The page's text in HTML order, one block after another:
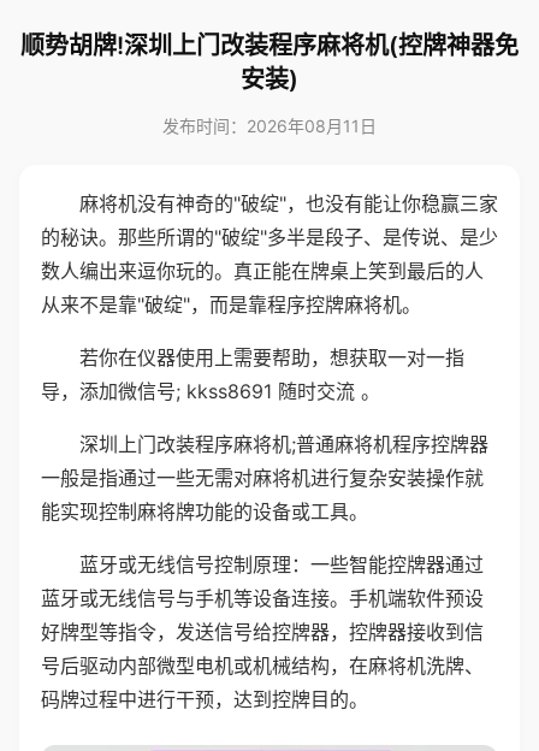
顺势胡牌!深圳上门改装程序麻将机(控牌神器免
安装)
发布时间：2026年08月11日
麻将机没有神奇的"破绽"，也没有能让你稳赢三家
的秘诀。那些所谓的"破绽"多半是段子、是传说、是少
数人编出来逗你玩的。真正能在牌桌上笑到最后的人
从来不是靠"破绽"，而是靠程序控牌麻将机。
若你在仪器使用上需要帮助，想获取一对一指
导，添加微信号; kkss8691 随时交流 。
深圳上门改装程序麻将机;普通麻将机程序控牌器
一般是指通过一些无需对麻将机进行复杂安装操作就
能实现控制麻将牌功能的设备或工具。
蓝牙或无线信号控制原理：一些智能控牌器通过
蓝牙或无线信号与手机等设备连接。手机端软件预设
好牌型等指令，发送信号给控牌器，控牌器接收到信
号后驱动内部微型电机或机械结构，在麻将机洗牌、
码牌过程中进行干预，达到控牌目的。